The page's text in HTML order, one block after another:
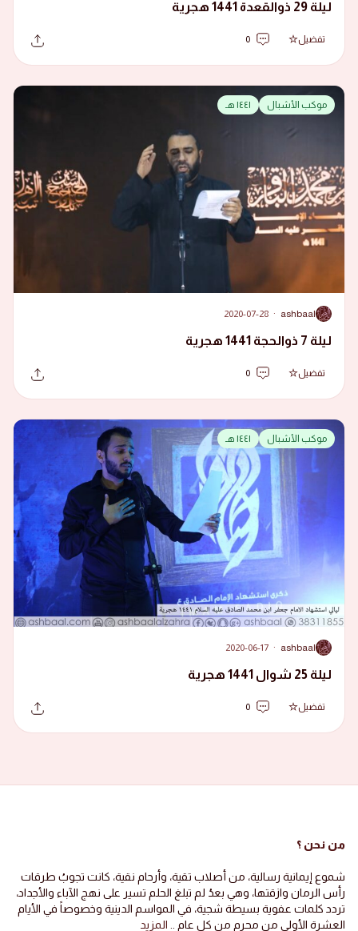
ليلة 29 ذوالقعدة 1441 هجرية
تفضيل 0
موكب الأشبال ١٤٤١ هـ
A
ashbaal
·
2020-07-28
ليلة 7 ذوالحجة 1441 هجرية
تفضيل 0
موكب الأشبال ١٤٤١ هـ
A
ashbaal
·
2020-06-17
ليلة 25 شوال 1441 هجرية
تفضيل 0
من نحن ؟
شموع إيمانية رسالية، من أصلاب تقية، وأرحام نقية، كانت تجوبُ طرقات
رأس الرمان وازقتها، وهي بعدُ لم تبلغ الحلم تسير على نهج الآباء والأجداد،
تردد كلمات عفوية بسيطة شجية، في المواسم الدينية وخصوصاً في الأيام
العشرة الأولى من محرم من كل عام .. المزيد